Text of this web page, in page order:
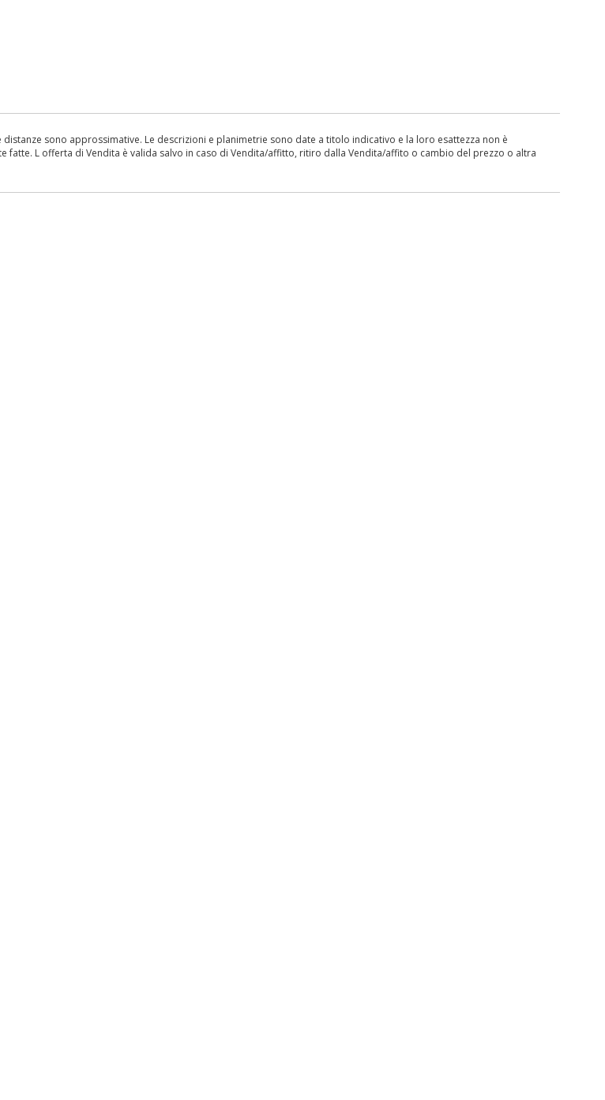
sono approssimative. Le descrizioni e planimetrie sono date a titolo indicativo e la loro esattezza non è
L offerta di Vendita è valida salvo in caso di Vendita/affitto, ritiro dalla Vendita/affito o cambio del prezzo o altra